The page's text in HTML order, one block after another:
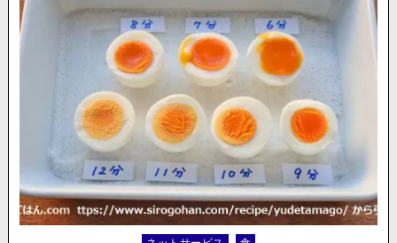
大
失
敗
し
て
大
変
な
こ
と
に
な
る
動
当
に
食
べ
れ
る！
ミ
ニ
チ
ュ
ア
キ
ッ
チ